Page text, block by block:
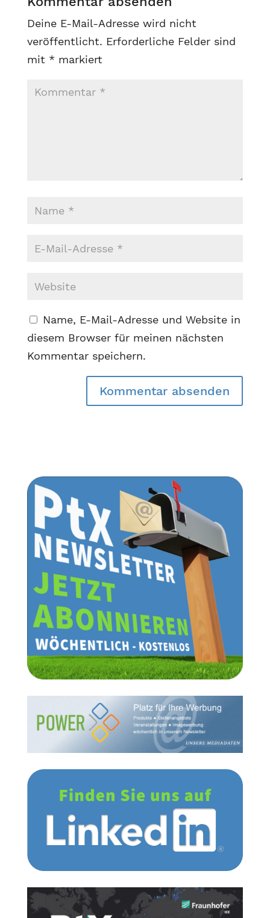
Deine E-Mail-Adresse wird nicht
veröffentlicht. Erforderliche Felder sind
mit * markiert
Name, E-Mail-Adresse und Website in
diesem Browser für meinen nächsten
Kommentar speichern.